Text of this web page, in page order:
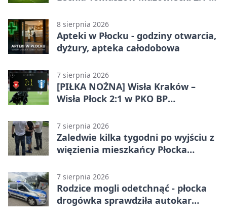
8 sierpnia 2026
Apteki w Płocku - godziny otwarcia,
dyżury, apteka całodobowa
7 sierpnia 2026
[PIŁKA NOŻNA] Wisła Kraków –
Wisła Płock 2:1 w PKO BP
rozstrzygnęli mecz przed przerwą
7 sierpnia 2026
Zaledwie kilka tygodni po wyjściu z
więzienia mieszkańcy Płocka
7 sierpnia 2026
Rodzice mogli odetchnąć - płocka
drogówka sprawdziła autokar